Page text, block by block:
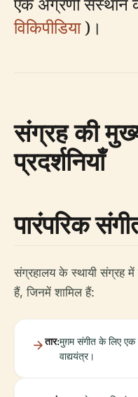
विकिपीडिया)।
संग्रह की
प्रदर्शनियाँ
पारंपरिक
संग्रहालय के स्थायी संग्रह में
हैं, जिनमें शामिल हैं:
तार:मुग़म संगीत के लिए एक
वाद्ययंत्र।